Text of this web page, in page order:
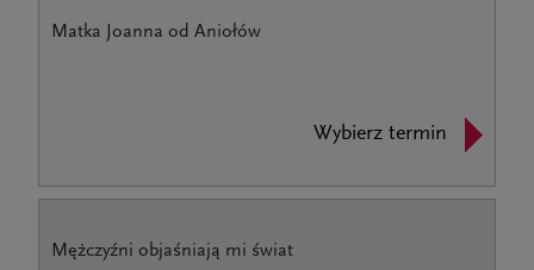
Matka Joanna od Aniołów
Wybierz termin
Mężczyźni objaśniają mi świat